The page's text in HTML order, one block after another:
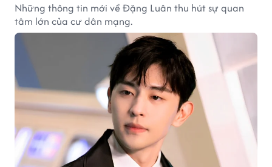
Những thông tin mới về Đặng Luân thu hút sự quan
tâm lớn của cư dân mạng.